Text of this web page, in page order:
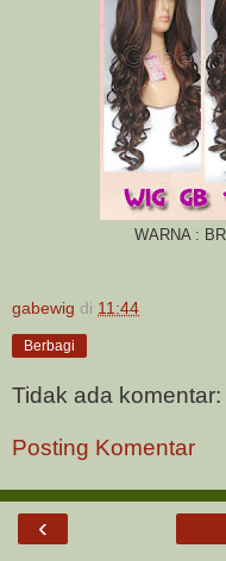
WARNA :
gabewig di 11:44
Berbagi
Tidak ada komentar:
Posting Komentar
‹